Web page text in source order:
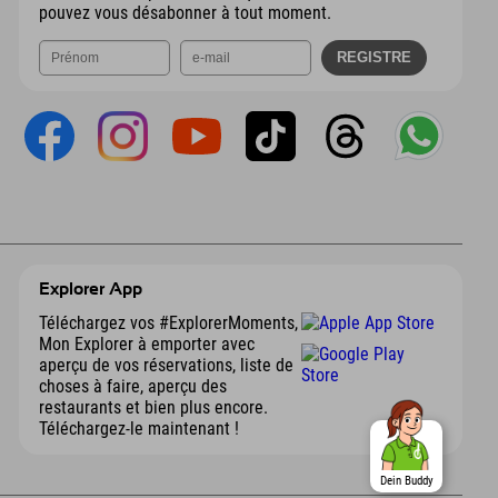
pouvez vous désabonner à tout moment.
Explorer App
Téléchargez vos #ExplorerMoments,
Mon Explorer à emporter avec
aperçu de vos réservations, liste de
choses à faire, aperçu des
restaurants et bien plus encore.
Téléchargez-le maintenant !
Dein Buddy